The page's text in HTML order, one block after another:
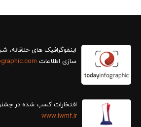
سازی اطلاعات
افتخارات کسب شده در
www.iwmf.ir